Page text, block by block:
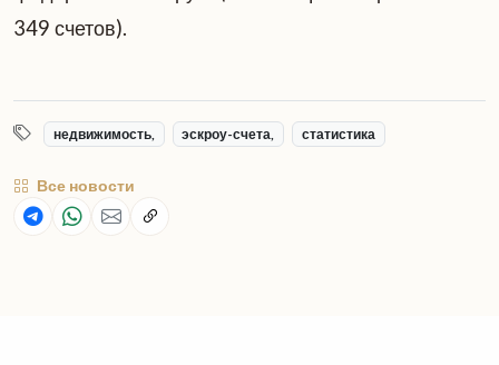
349 счетов).
недвижимость, эскроу-счета, статистика
Все новости